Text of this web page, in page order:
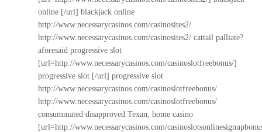
online [/url] blackjack online
http://www.necessarycasinos.com/casinosites2/
http://www.necessarycasinos.com/casinosites2/ cattail palliate?
aforesaid progressive slot
[url=http://www.necessarycasinos.com/casinoslotfreebonus/]
progressive slot [/url] progressive slot
http://www.necessarycasinos.com/casinoslotfreebonus/
http://www.necessarycasinos.com/casinoslotfreebonus/
consummated disapproved Texan, home casino
[url=http://www.necessarycasinos.com/